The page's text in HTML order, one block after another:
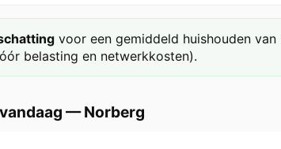
voor een gemiddeld huishouden
belasting en netwerkkosten).
—Norberg